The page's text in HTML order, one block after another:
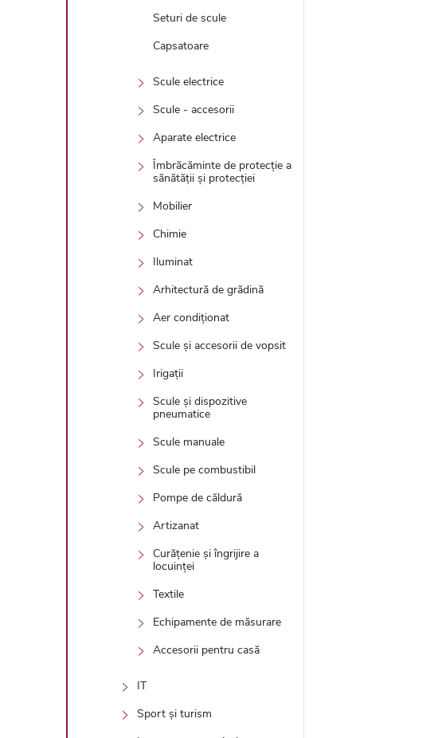
Seturi de scule
Capsatoare
Scule electrice
Scule - accesorii
Aparate electrice
Îmbrăcăminte de protecție a
sănătății și protecției
Mobilier
Chimie
Iluminat
Arhitectură de grădină
Aer condiționat
Scule și accesorii de vopsit
Irigații
Scule și dispozitive
pneumatice
Scule manuale
Scule pe combustibil
Pompe de căldură
Artizanat
Curățenie și îngrijire a
locuinței
Textile
Echipamente de măsurare
Accesorii pentru casă
IT
Sport și turism